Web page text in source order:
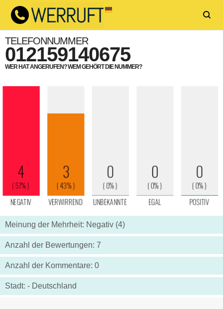
TELEFONNUMMER
012159140675
WER HAT ANGERUFEN? WEM GEHÖRT DIE NUMMER?
Meinung der Mehrheit: Negativ (4)
Anzahl der Bewertungen: 7
Anzahl der Kommentare: 0
Stadt: - Deutschland